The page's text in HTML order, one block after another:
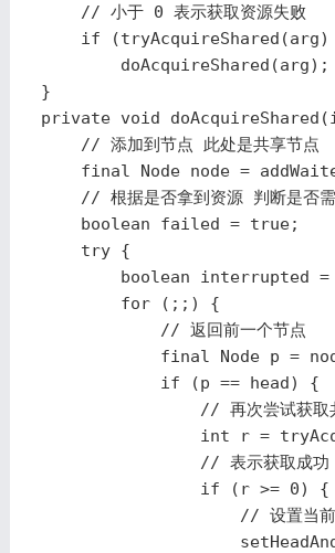
    // 小于 0 表示获取资源失败
if (tryAcquireShared(arg)
        doAcquireShared(arg);
}
private void
    // 添加到节点 此处是共享节点
final Node node =
// 根据是否拿到资源 判断是否
    boolean failed = true;
    try {
boolean interrupted =
        for (;;) {
            // 返回前一个节点
final Node p =
            if (p == head) {
// 再次尝试获取
int r =
                // 表示获取成功
                if (r >= 0) {
// 设置当前